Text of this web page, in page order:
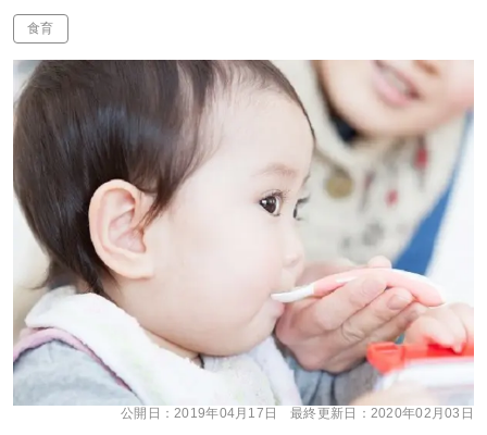
食育
公開日：2019年04月17日 最終更新日： 2020年02月03日